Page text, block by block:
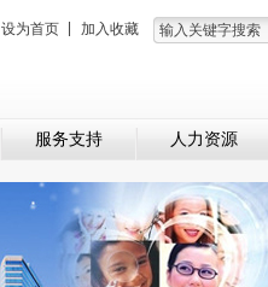
设为首页 加入收藏
服务支持 人力资源